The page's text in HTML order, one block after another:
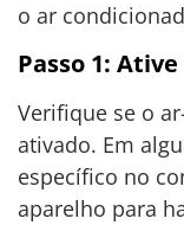
o ar
Passo 1:
Verifique se o
ativado. Em
específico no
aparelho para